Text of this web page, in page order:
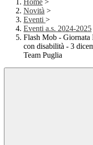
Home >
Novità >
Eventi >
Eventi a.s. 2024-2025
Flash Mob - Giornata
con disabilità - 3
Team Puglia